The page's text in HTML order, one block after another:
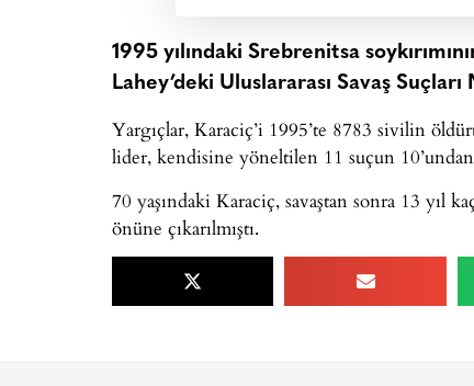
1995 yılındaki Srebrenitsa
Lahey’deki Uluslararası Savaş
Yargıçlar, Karaciç’i 1995’te 8783 sivilin
lider, kendisine yöneltilen 11 suçun
70 yaşındaki Karaciç, savaştan sonra 13 yıl
önüne çıkarılmıştı.